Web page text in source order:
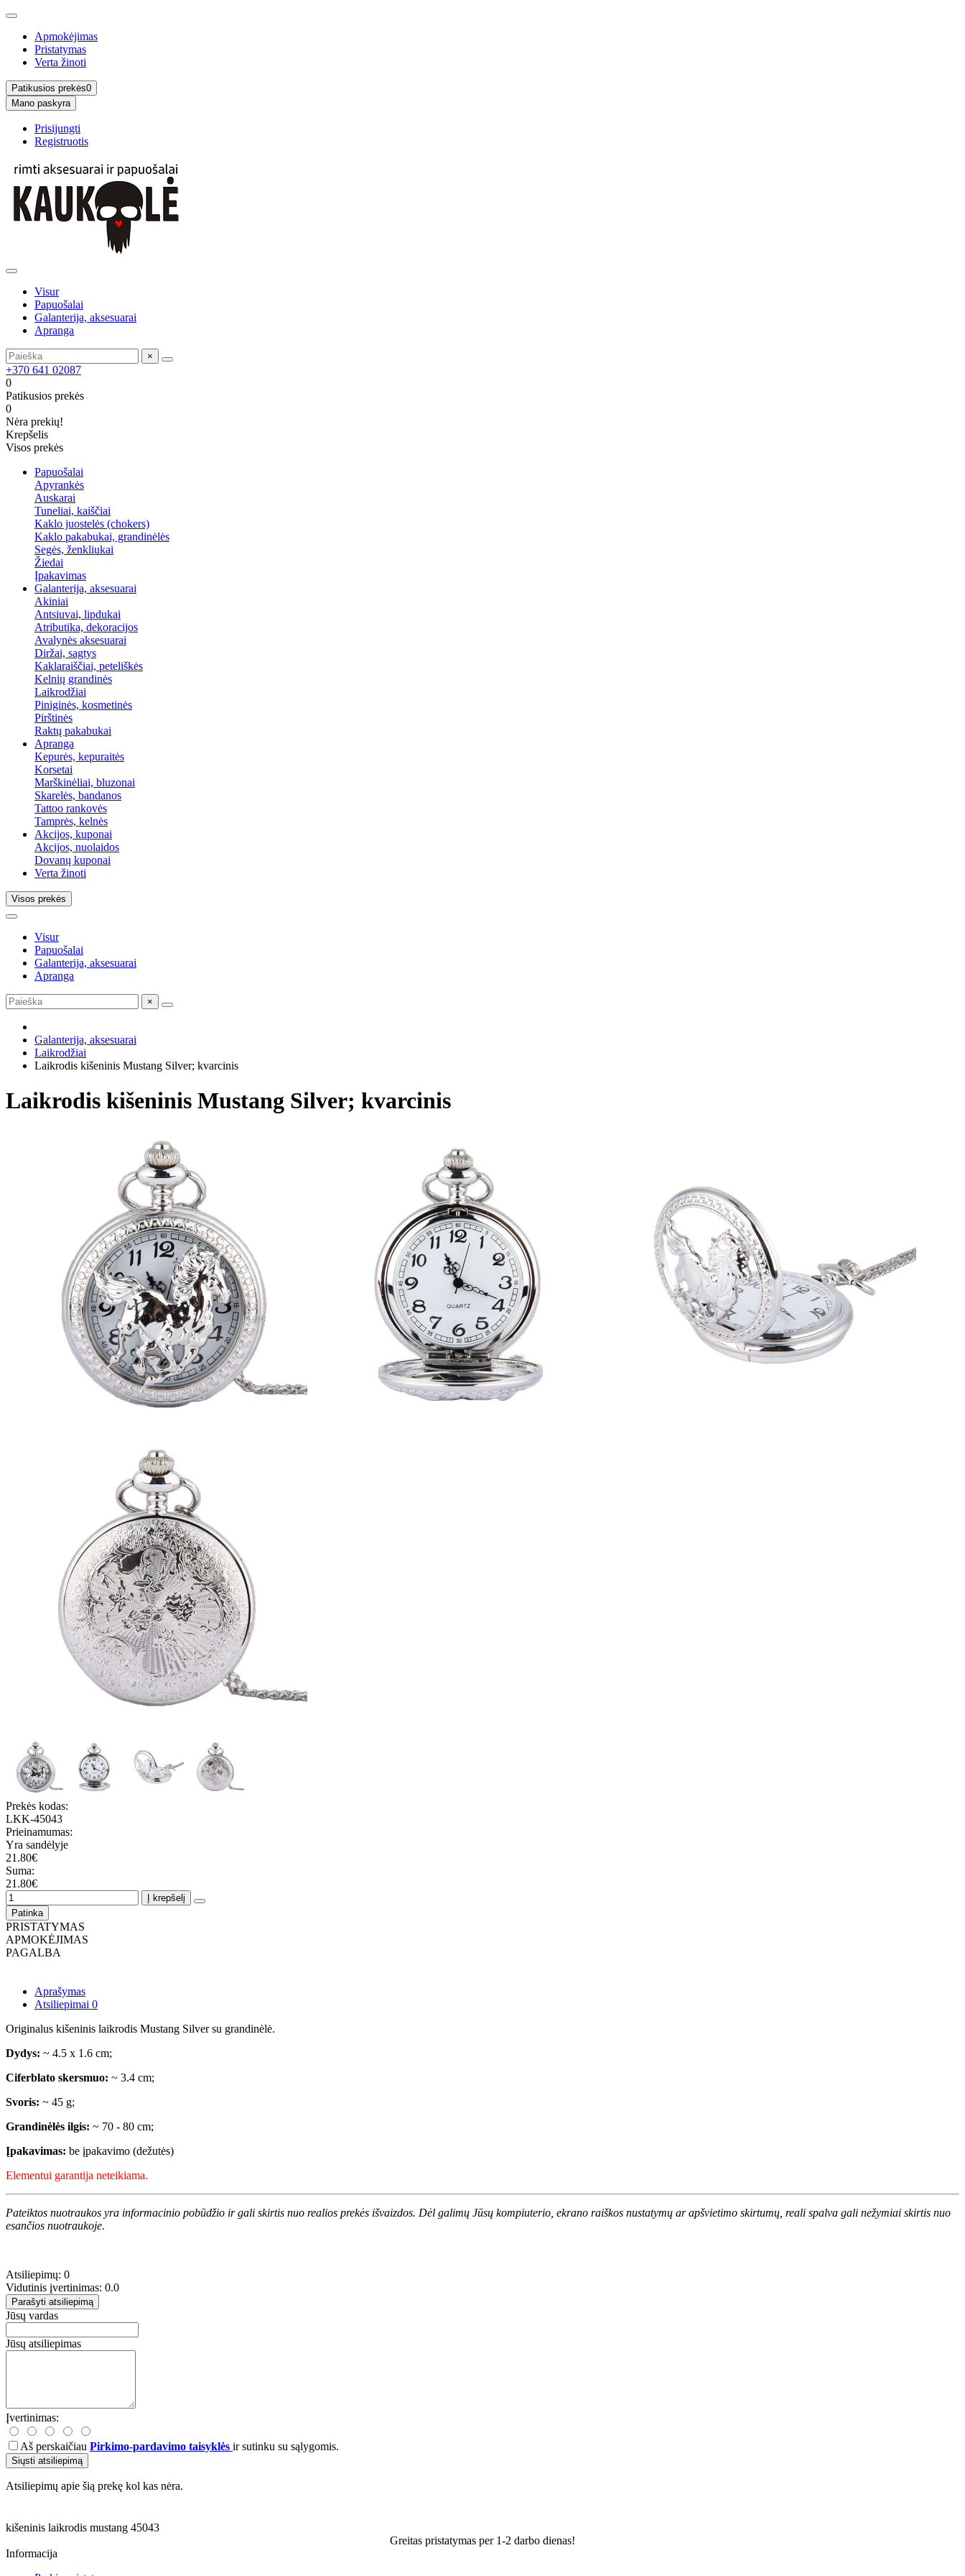
Apmokėjimas
Pristatymas
Verta žinoti
Patikusios prekės0
Mano paskyra
Prisijungti
Registruotis
Visur
Papuošalai
Galanterija, aksesuarai
Apranga
×
+370 641 02087
0
Patikusios prekės
0
Nėra prekių!
Krepšelis
Visos prekės
Papuošalai
Apyrankės
Auskarai
Tuneliai, kaiščiai
Kaklo juostelės (chokers)
Kaklo pakabukai, grandinėlės
Segės, ženkliukai
Žiedai
Įpakavimas
Galanterija, aksesuarai
Akiniai
Antsiuvai, lipdukai
Atributika, dekoracijos
Avalynės aksesuarai
Diržai, sagtys
Kaklaraiščiai, peteliškės
Kelnių grandinės
Laikrodžiai
Piniginės, kosmetinės
Pirštinės
Raktų pakabukai
Apranga
Kepurės, kepuraitės
Korsetai
Marškinėliai, bluzonai
Skarelės, bandanos
Tattoo rankovės
Tamprės, kelnės
Akcijos, kuponai
Akcijos, nuolaidos
Dovanų kuponai
Verta žinoti
Visos prekės
Visur
Papuošalai
Galanterija, aksesuarai
Apranga
×
Galanterija, aksesuarai
Laikrodžiai
Laikrodis kišeninis Mustang Silver; kvarcinis
Laikrodis kišeninis Mustang Silver; kvarcinis
Prekės kodas:
LKK-45043
Prieinamumas:
Yra sandėlyje
21.80€
Suma:
21.80€
Į krepšelį
Patinka
PRISTATYMAS
APMOKĖJIMAS
PAGALBA
Aprašymas
Atsiliepimai 0
Originalus kišeninis laikrodis Mustang Silver su grandinėlė.
Dydys: ~ 4.5 x 1.6 cm;
Ciferblato skersmuo: ~ 3.4 cm;
Svoris: ~ 45 g;
Grandinėlės ilgis: ~ 70 - 80 cm;
Įpakavimas: be įpakavimo (dežutės)
Elementui garantija neteikiama.
Pateiktos nuotraukos yra informacinio pobūdžio ir gali skirtis nuo realios prekės išvaizdos. Dėl galimų Jūsų kompiuterio, ekrano raiškos nustatymų ar apšvietimo skirtumų, reali spalva gali nežymiai skirtis nuo
esančios nuotraukoje.
Atsiliepimų: 0
Vidutinis įvertinimas: 0.0
Parašyti atsiliepimą
Jūsų vardas
Jūsų atsiliepimas
Įvertinimas:
Aš perskaičiau Pirkimo-pardavimo taisyklės ir sutinku su sąlygomis.
Siųsti atsiliepimą
Atsiliepimų apie šią prekę kol kas nėra.
kišeninis laikrodis mustang 45043
Greitas pristatymas per 1-2 darbo dienas!
Informacija